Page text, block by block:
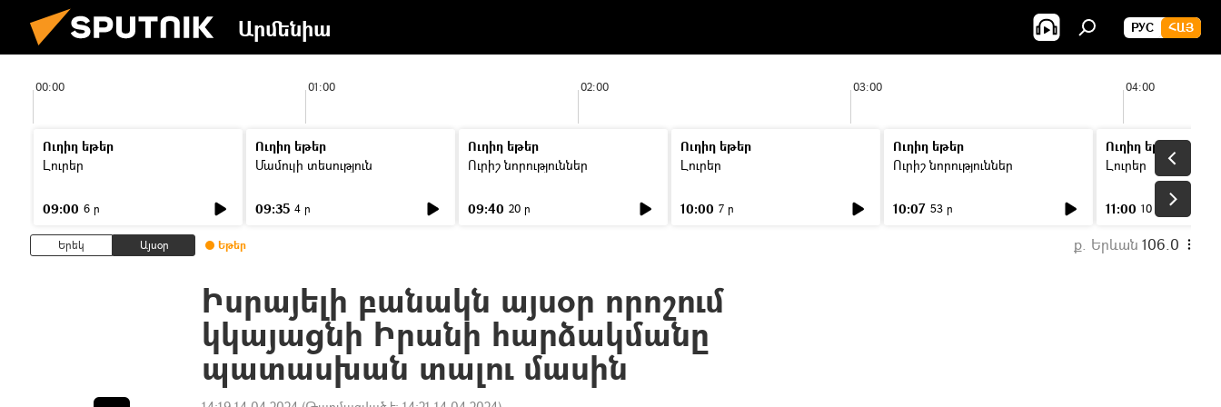
Արմենիա РУС ՀԱՅ
00:00 01:00 02:00 03:00 04:00
Ուղիղ եթեր
Լուրեր
09:00 6 ր
Ուղիղ եթեր
Մամուլի տեսություն
09:35 4 ր
Ուղիղ եթեր
Ուրիշ նորություններ
09:40 20 ր
Ուղիղ եթեր
Լուրեր
10:00 7 ր
Ուղիղ եթեր
Ուրիշ նորություններ
10:07 53 ր
Ուղիղ եթեր
Լուրեր
11:00 10 ր
Երեկ Այսօր Եթեր ք. Երևան 106.0
Իսրայելի բանակն այսօր որոշում
կկայացնի Իրանի հարձակմանը
պատասխան տալու մասին